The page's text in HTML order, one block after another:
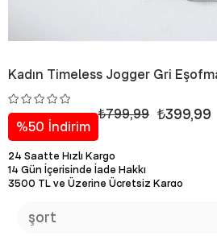
Kadın Timeless Jogger Gri
%50 İndirim
₺799,99 ₺399,99
24 Saatte Hızlı Kargo
14 Gün İçerisinde İade Hakkı
3500 TL ve Üzerine Ücretsiz Kargo